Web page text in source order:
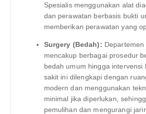
Spesialis menggunakan alat
dan perawatan berbasis bukti
memberikan perawatan yang
Surgery (Bedah): Departemen
mencakup berbagai prosedur
bedah umum hingga intervensi
sakit ini dilengkapi dengan
modern dan menggunakan
minimal jika diperlukan,
pemulihan dan mengurangi